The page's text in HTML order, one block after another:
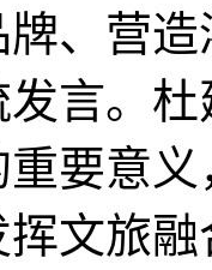
、营
言。
要意
文旅